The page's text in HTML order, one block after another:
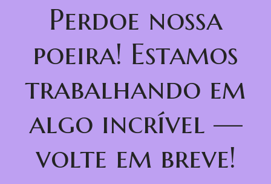
Perdoe nossa
poeira! Estamos
trabalhando em
algo incrível —
volte em breve!